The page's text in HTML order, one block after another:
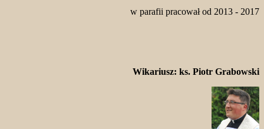
w parafii pracował od 2013 - 2017
Wikariusz: ks. Piotr Grabowski